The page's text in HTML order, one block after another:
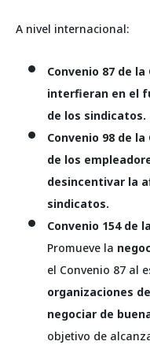
A nivel internacional:
Convenio 87 de la
interfieran en el
de los sindicatos.
Convenio 98 de la
de los
desincentivar la
sindicatos.
Convenio 154 de
Promueve la
el Convenio 87 al
organizaciones
negociar de
objetivo de